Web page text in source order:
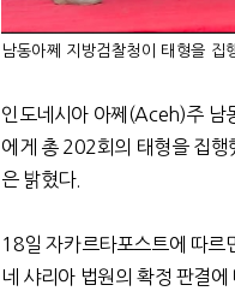
남동아쩨 지방검찰청이 태형을 집
인도네시아 아쩨 (Aceh)주 남
에게 총202회의 태형을 집행
은 밝혔다.
18일 자카르타포스트에 따르
네 샤리아 법원의 확정 판결